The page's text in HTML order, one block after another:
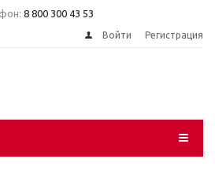
8 800 300 43 53
Войти Регистрация